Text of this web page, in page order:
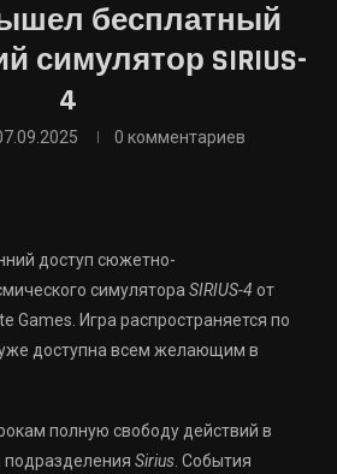
бесплатный
симулятор SIRIUS-
4
0 комментариев
доступ сюжетно-
симулятораSIRIUS-4 от
Games. Игра распространяется по
доступна всем желающим в
полную свободу действий в
подразделения Sirius. События